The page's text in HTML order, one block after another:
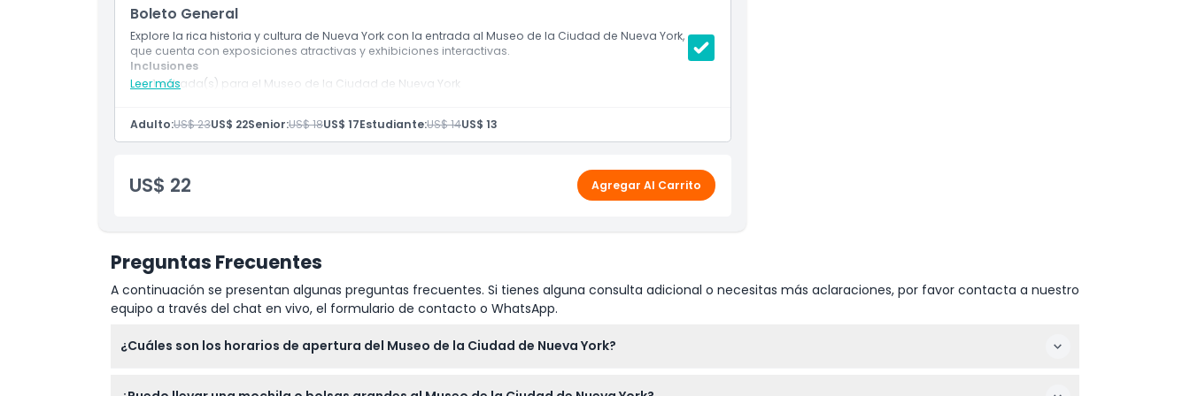
Cosas a Saber
Política de Cancelación
Boleto General
Explore la rica historia y cultura de Nueva York con la entrada al Museo de la Ciudad de Nueva York,
que cuenta con exposiciones atractivas y exhibiciones interactivas.
Leer más
Inclusiones
1 entrada(s) para el Museo de la Ciudad de Nueva York
Adulto:US$ 23US$ 22Senior:US$ 18US$ 17Estudiante:US$ 14US$ 13
US$ 22 Agregar Al Carrito
Preguntas Frecuentes
A continuación se presentan algunas preguntas frecuentes. Si tienes alguna consulta adicional o necesitas más aclaraciones, por favor contacta a nuestro
equipo a través del chat en vivo, el formulario de contacto o WhatsApp.
¿Cuáles son los horarios de apertura del Museo de la Ciudad de Nueva York?